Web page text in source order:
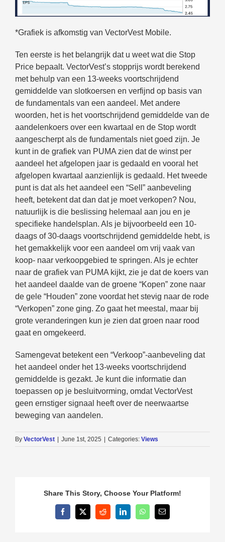
*Grafiek is afkomstig van VectorVest Mobile.
Ten eerste is het belangrijk dat u weet wat die Stop
Price bepaalt. VectorVest’s stopprijs wordt berekend
met behulp van een 13-weeks voortschrijdend
gemiddelde van slotkoersen en verfijnd op basis van
de fundamentals van een aandeel. Met andere
woorden, het is het voortschrijdend gemiddelde van de
aandelenkoers over een kwartaal en de Stop wordt
aangescherpt als de fundamentals niet goed zijn. Je
kunt in de grafiek van PUMA zien dat de winst per
aandeel het afgelopen jaar is gedaald en vooral het
afgelopen kwartaal aanzienlijk is gedaald. Het tweede
punt is dat als het aandeel een “Sell” aanbeveling
heeft, betekent dat dan dat je moet verkopen? Nou,
natuurlijk is die beslissing helemaal aan jou en je
specifieke handelsplan. Als je bijvoorbeeld een 10-
daags of 30-daags voortschrijdend gemiddelde hebt, is
het gemakkelijk voor een aandeel om vrij vaak van
koop- naar verkoopgebied te springen. Als je echter
naar de grafiek van PUMA kijkt, zie je dat de koers van
het aandeel daalde van de groene “Kopen” zone naar
de gele “Houden” zone voordat het stevig naar de rode
“Verkopen” zone ging. Zo gaat het meestal, maar bij
grote veranderingen kun je zien dat groen naar rood
gaat en omgekeerd.
Samengevat betekent een “Verkoop”-aanbeveling dat
het aandeel onder het 13-weeks voortschrijdend
gemiddelde is gezakt. Je kunt die informatie dan
toepassen op je besluitvorming, omdat VectorVest
geen ernstiger signaal heeft over de neerwaartse
beweging van aandelen.
By VectorVest June 1st, 2025 Categories: Views
Share This Story, Choose Your Platform!
Facebook
X RedditLinkedInWhatsApp
Email